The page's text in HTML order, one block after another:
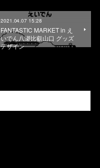
2021.04.07 15:28
FANTASTIC MARKET in え
いでん八瀬比叡山口 グッズ
デザイン